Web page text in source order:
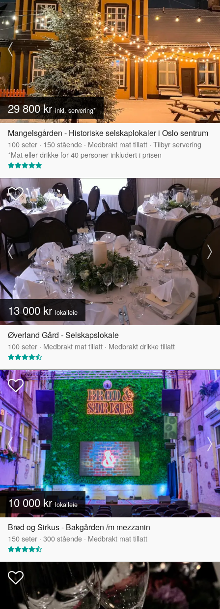
29 800 krinkl. servering*
Mangelsgården - Historiske selskaplokaler i Oslo sentrum
100seter · 150stående · Medbrakt mat tillatt · Tilbyr servering
*Mat eller drikke for 40 personer inkludert i prisen
13 000 kr lokalleie
Øverland Gård - Selskapslokale
100seter · Medbrakt mat tillatt · Medbrakt drikke tillatt
10 000 kr lokalleie
Brød og Sirkus - Bakgården /m mezzanin
150seter · 300stående · Medbrakt mat tillatt